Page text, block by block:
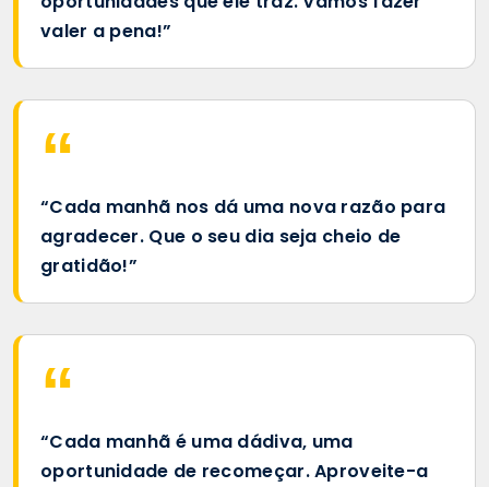
valer a pena!”
“Cada manhã nos dá uma nova razão para
agradecer. Que o seu dia seja cheio de
gratidão!”
“Cada manhã é uma dádiva, uma
oportunidade de recomeçar. Aproveite-a